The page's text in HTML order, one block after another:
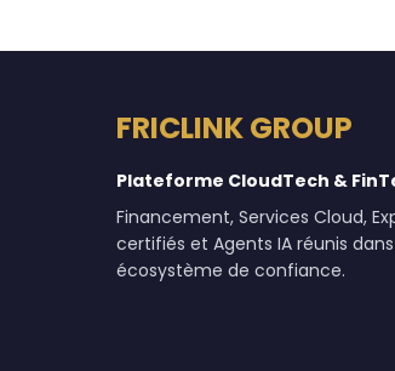
FRICLINK GROUP
Plateforme CloudTech &
Financement, Services Cloud,
certifiés et Agents IA réunis
écosystème de confiance.